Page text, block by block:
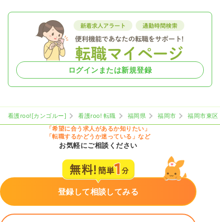
ログインまたは新規登録
看護roo![カンゴルー] 看護roo! 転職 福岡県 福岡市
福岡市東区
「希望に合う求人があるか知りたい」
「転職するかどうか迷っている」など
お気軽にご相談ください
登録して相談してみる